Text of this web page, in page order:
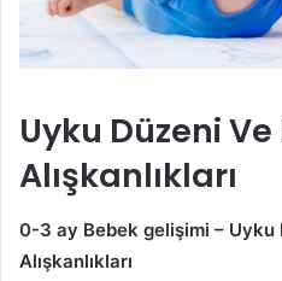
Uyku Düzeni
Alışkanlıkları
0-3 ay Bebek gelişimi – Uyku
Alışkanlıkları